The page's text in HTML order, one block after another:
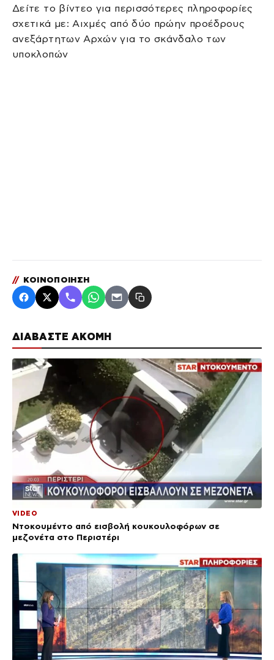
ΔΙΑΒΑΣΤΕ ΑΚΟΜΗ
VIDEO
Ντοκουμέντο από εισβολή κουκουλοφόρων σε
μεζονέτα στο Περιστέρι
Δείτε το βίντεο για περισσότερες πληροφορίες
σχετικά με: Αιχμές από δύο πρώην προέδρους
ανεξάρτητων Αρχών για το σκάνδαλο των
υποκλοπών
// ΚΟΙΝΟΠΟΙΗΣΗ